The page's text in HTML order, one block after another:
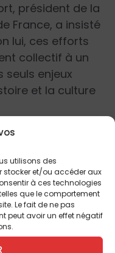
utilisons des
stocker et/ou accéder aux
à ces technologies
que le comportement
Le fait de ne pas
peut avoir un effet négatif
président de la
France, a insisté
lui, ces efforts
collectif à un
seuls enjeux
et la culture
compatibles
dans les
initiatives
possible de